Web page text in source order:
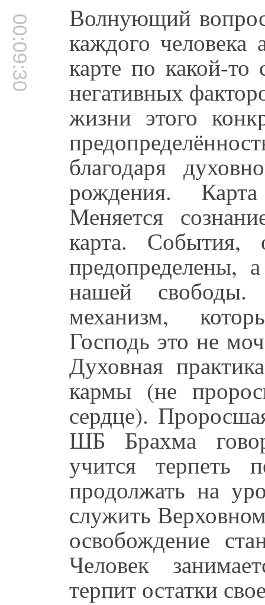
00:09:30 Волнующий
каждого
карте по какой-
негативных
жизни этого
благодаря
рождения.
Меняется
карта. События,
предопределены,
нашей свободы.
механизм,
Господь это не
Духовная
кармы (не
сердце).
ШБ Брахма
учится терпеть
продолжать на
служить
освобождение
Человек
терпит остатки